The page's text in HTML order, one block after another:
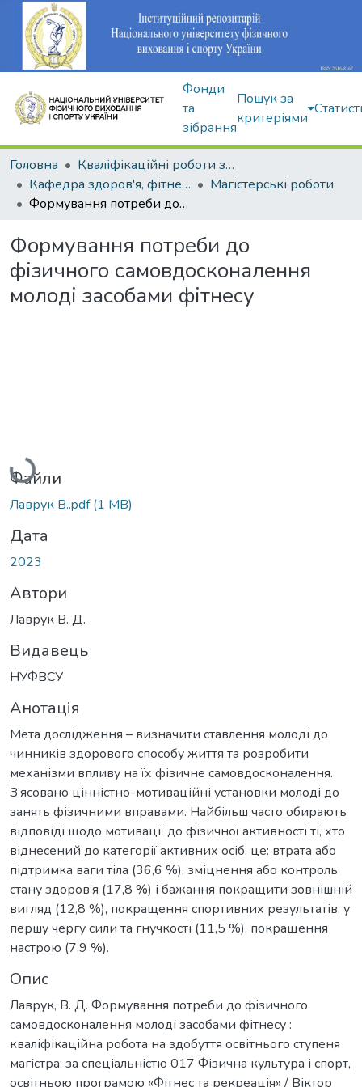
Фонди
та
зібрання
Пошук за
критеріями
Головна
Кваліфікаційні роботи здобувачів вищої освіти
Кафедра здоров'я, фітнесу та рекреації
Магістерські роботи
Формування потреби до фізичного самовдосконалення молоді засобами фітнесу
Формування потреби до
фізичного самовдосконалення
молоді засобами фітнесу
Вантажиться...
Файли
Лаврук В..pdf(1 MB)
Дата
2023
Автори
Лаврук В. Д.
Видавець
НУФВСУ
Анотація
Мета дослідження – визначити ставлення молоді до
чинників здорового способу життя та розробити
механізми впливу на їх фізичне самовдосконалення.
З’ясовано цінністно-мотиваційні установки молоді до
занять фізичними вправами. Найбільш часто обирають
відповіді щодо мотивації до фізичної активності ті, хто
віднесений до категорії активних осіб, це: втрата або
підтримка ваги тіла (36,6 %), зміцнення або контроль
стану здоров’я (17,8 %) і бажання покращити зовнішній
вигляд (12,8 %), покращення спортивних результатів, у
першу чергу сили та гнучкості (11,5 %), покращення
настрою (7,9 %).
Опис
Лаврук, В. Д. Формування потреби до фізичного
самовдосконалення молоді засобами фітнесу :
кваліфікаційна робота на здобуття освітнього ступеня
магістра: за спеціальністю 017 Фізична культура і спорт,
освітньою програмою «Фітнес та рекреація» / Віктор